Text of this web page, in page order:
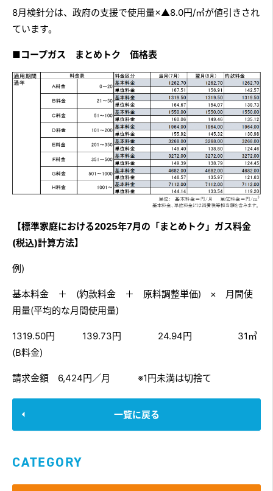
8月検針分は、政府の支援で使用量×▲8.0円/㎥が値引きされ
ています。
■コープガス まとめトク 価格表
【標準家庭における2025年7月の「まとめトク」ガス料金
(税込)計算方法】
例)
基本料金 ＋ (約款料金 ＋ 原料調整単価) × 月間使
用量(平均的な月間使用量)
1319.50円 139.73円 24.94円 31㎥
(B料金)
請求金額 6,424円／月 ※1円未満は切捨て
一覧に戻る
CATEGORY